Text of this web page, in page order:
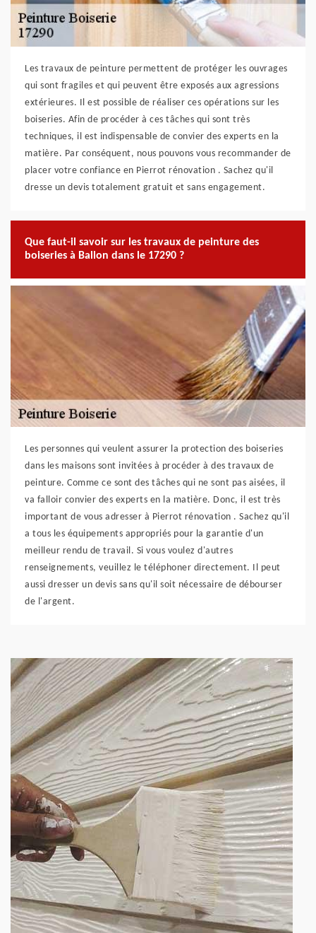
Les travaux de peinture permettent de protéger les ouvrages
qui sont fragiles et qui peuvent être exposés aux agressions
extérieures. Il est possible de réaliser ces opérations sur les
boiseries. Afin de procéder à ces tâches qui sont très
techniques, il est indispensable de convier des experts en la
matière. Par conséquent, nous pouvons vous recommander de
placer votre confiance en Pierrot rénovation . Sachez qu'il
dresse un devis totalement gratuit et sans engagement.
Que faut-il savoir sur les travaux de peinture des
boiseries à Ballon dans le 17290 ?
Les personnes qui veulent assurer la protection des boiseries
dans les maisons sont invitées à procéder à des travaux de
peinture. Comme ce sont des tâches qui ne sont pas aisées, il
va falloir convier des experts en la matière. Donc, il est très
important de vous adresser à Pierrot rénovation . Sachez qu'il
a tous les équipements appropriés pour la garantie d'un
meilleur rendu de travail. Si vous voulez d'autres
renseignements, veuillez le téléphoner directement. Il peut
aussi dresser un devis sans qu'il soit nécessaire de débourser
de l'argent.